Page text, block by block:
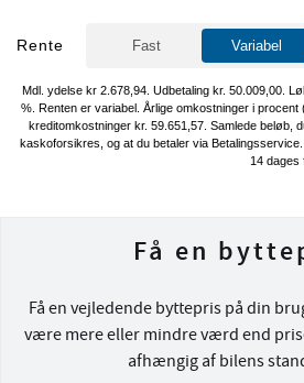
Hos Cars.dk kan du som kunde
Vi har et af Danmarks største udvalg af
attraktive priser. Som kunde i Cars er
bil og tilbehør, til valg af lade løsning,
Mandag – Fredag kl. 09.00-17.30
Lørdag og søndag kl. 11.00-16.00
Hos Cars har du altid mulighed for:
Få en
Få en vejledende byttepris på din
være mere eller mindre værd end
afhængig af bilens